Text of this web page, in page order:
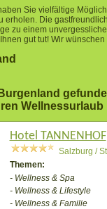
Sie vielfältige
erholen. Die
zu einem
gut tut! Wir
Hotel TANNENHOF
Salzburg /
Themen:
- Wellness & Spa
- Wellness & Lifestyle
- Wellness & Familie